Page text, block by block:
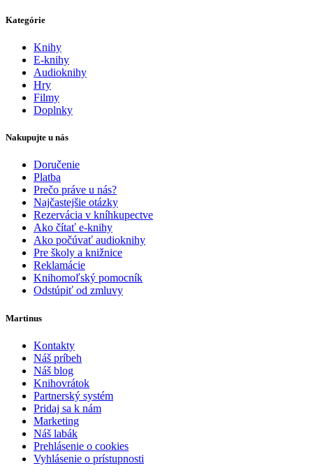
Kategórie
Knihy
E-knihy
Audioknihy
Hry
Filmy
Doplnky
Nakupujte u nás
Doručenie
Platba
Prečo práve u nás?
Najčastejšie otázky
Rezervácia v kníhkupectve
Ako čítať e-knihy
Ako počúvať audioknihy
Pre školy a knižnice
Reklamácie
Knihomoľský pomocník
Odstúpiť od zmluvy
Martinus
Kontakty
Náš príbeh
Náš blog
Knihovrátok
Partnerský systém
Pridaj sa k nám
Marketing
Náš labák
Prehlásenie o cookies
Vyhlásenie o prístupnosti